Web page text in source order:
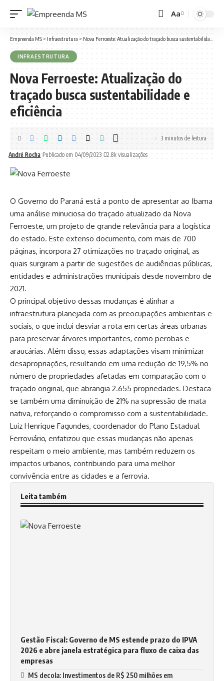
Font
Resizer
Aa
Empreenda MS>Infraestrutura >Nova Ferroeste: Atualização do traçado busca sustentabilidade e eficiência
INFRAESTRUTURA
Nova Ferroeste: Atualização do
traçado busca sustentabilidade e
eficiência
André Rocha Publicado em 04/09/2023 2.8k visualizações
3 minutos de leitura
O Governo do Paraná está a ponto de apresentar ao Ibama
uma análise minuciosa do traçado atualizado da Nova
Ferroeste, um projeto de grande relevância para a logística
do estado. Este extenso documento, com mais de 700
páginas, incorpora 27 otimizações no traçado original, as
quais surgiram a partir de sugestões de audiências públicas,
entidades e administrações municipais desde novembro de
2021.
O principal objetivo dessas mudanças é alinhar a
infraestrutura planejada com as preocupações ambientais e
sociais, o que inclui desviar a rota em certas áreas urbanas
para preservar árvores importantes, como perobas e
araucárias. Além disso, essas adaptações visam minimizar
desapropriações, resultando em uma redução de 19,5% no
número de propriedades afetadas em comparação com o
traçado original, que abrangia 2.655 propriedades. Destaca-
se também uma diminuição de 21% na supressão de mata
nativa, reforçando o compromisso com a sustentabilidade.
Luiz Henrique Fagundes, coordenador do Plano Estadual
Ferroviário, enfatizou que essas mudanças não apenas
respeitam o meio ambiente, mas também reduzem os
impactos urbanos, contribuindo para uma melhor
convivência entre as cidades e a ferrovia.
Leita também
Gestão Fiscal: Governo de MS estende prazo do IPVA
2026 e abre janela estratégica para fluxo de caixa das
empresas
MS decola: Investimentos de R$ 250 milhões em